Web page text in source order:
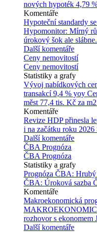
nových hypoték 4,79
Komentáře
Hypoteční standardy
Hypomonitor: Mírný
úrokový šok ale
Další komentáře
Ceny nemovitostí
Ceny nemovitostí
Statistiky a grafy
Vývoj nabídkových
transakcí 9,4 % yoy
měst 77,4 tis. Kč za m2
Komentáře
Revize HDP přinesla
i na začátku roku 2026
Další komentáře
ČBA Prognóza
ČBA Prognóza
Statistiky a grafy
Prognóza ČBA:
ČBA: Úroková sazba
Komentáře
Makroekonomická
rozhovor s ekonomem
Další komentáře